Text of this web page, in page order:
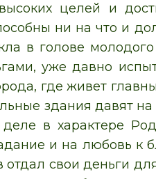
целей и
ни на что и
в голове
уже давно
где живет
здания давят
в характере
и на любовь к
свои деньги